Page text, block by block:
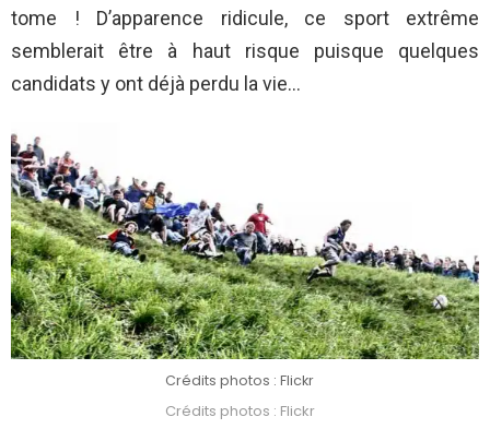
tome ! D’apparence ridicule, ce sport extrême
semblerait être à haut risque puisque quelques
candidats y ont déjà perdu la vie…
Crédits photos : Flickr
Crédits photos : Flickr